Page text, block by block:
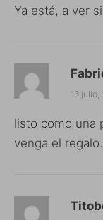
Ya está, a ver
16 julio,
listo como una
venga el